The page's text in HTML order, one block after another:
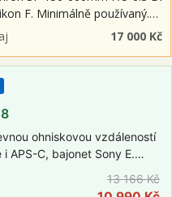
F. Minimálně používaný.
předání a vyzkoušení při17 000 Kč
ohniskovou vzdáleností
APS-C, bajonet Sony E.
bokeh, závit pro filtry 67
13 166 Kč